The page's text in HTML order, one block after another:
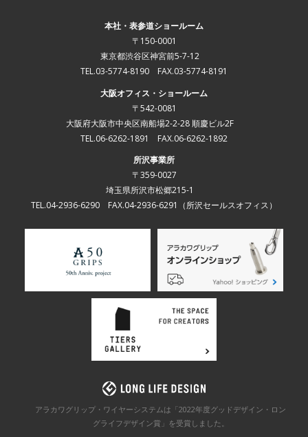
本社・表参道ショールーム
〒150-0001
東京都渋谷区神宮前5-7-12
TEL.03-5774-8190 FAX.03-5774-8191
大阪オフィス・ショールーム
〒542-0081
大阪府大阪市中央区南船場2-2-28 順慶ビル2F
TEL.06-6262-1891 FAX.06-6262-1892
所沢事業所
〒359-0027
埼玉県所沢市松郷215-1
TEL.04-2936-6290 FAX.04-2936-6291 （所沢セールスオフィス）
アラカワグリップ・ワイヤーシステムは「2022年度グッドデザイン・ロン
グライフデザイン賞」を受賞しました。